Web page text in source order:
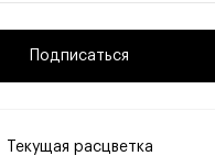
Подписаться
Текущая расцветка